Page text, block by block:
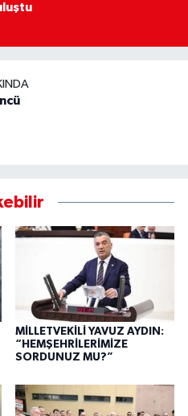
MİLLETVEKİLİ YAVUZ AYDIN:
“HEMŞEHRİLERİMİZE
SORDUNUZ MU?”